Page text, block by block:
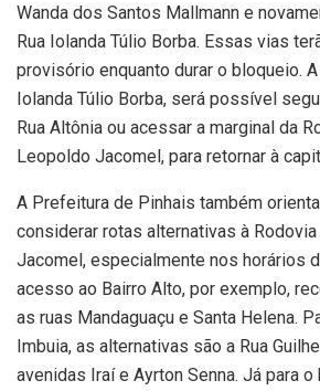
Wanda dos Santos Mallmann e
Rua Iolanda Túlio Borba. Essas vias
provisório enquanto durar o bloqueio.
Iolanda Túlio Borba, será possível
Rua Altônia ou acessar a marginal da
Leopoldo Jacomel, para retornar à
A Prefeitura de Pinhais também
considerar rotas alternativas à
Jacomel, especialmente nos horários
acesso ao Bairro Alto, por exemplo,
as ruas Mandaguaçu e Santa Helena.
Imbuia, as alternativas são a Rua
avenidas Iraí e Ayrton Senna. Já para o